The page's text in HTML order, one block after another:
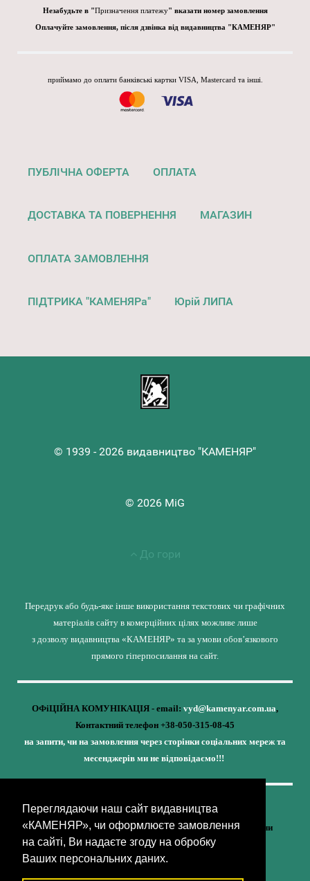
Переглядаючи наш сайт видавництва
«КАМЕНЯР», чи оформлюєте замовлення
на сайті, Ви надаєте згоду на обробку
Ваших персональних даних.
Незабудьте в "Призначення платежу" вказати номер замовлення
Оплачуйте замовлення, після дзвінка від видавництва "КАМЕНЯР"
приймамо до оплати банківські картки VISA, Mastercard та інші.
ПУБЛІЧНА ОФЕРТА ОПЛАТА
ДОСТАВКА ТА ПОВЕРНЕННЯ МАГАЗИН
ОПЛАТА ЗАМОВЛЕННЯ
ПІДТРИКА "КАМЕНЯРа" Юрій ЛИПА
© 1939 - 2026 видавництво "КАМЕНЯР"
© 2026 MiG
До гори
Передрук або будь-яке інше використання текстових чи графічних
матеріалів сайту в комерційних цілях можливе лише
з дозволу видавництва «КАМЕНЯР» та за умови обов’язкового
прямого гіперпосилання на сайт.
ОФіЦІЙНА КОМУНІКАЦІЯ - email: vyd@kamenyar.com.ua,
Контактний телефон +38-050-315-08-45
на запити, чи на замовлення через сторінки соціальних мереж та
месенджерів ми не відповідаємо!!!
Кожне наше видання - це внесок у спротив,
у збереження ідентичності та неминучу перемогу України
(видавництво «КАМЕНЯР»)